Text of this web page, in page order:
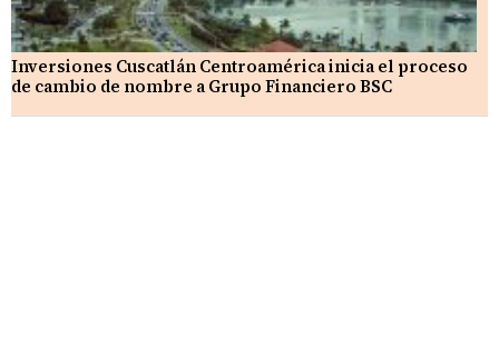
Inversiones Cuscatlán Centroamérica inicia el proceso
de cambio de nombre a Grupo Financiero BSC